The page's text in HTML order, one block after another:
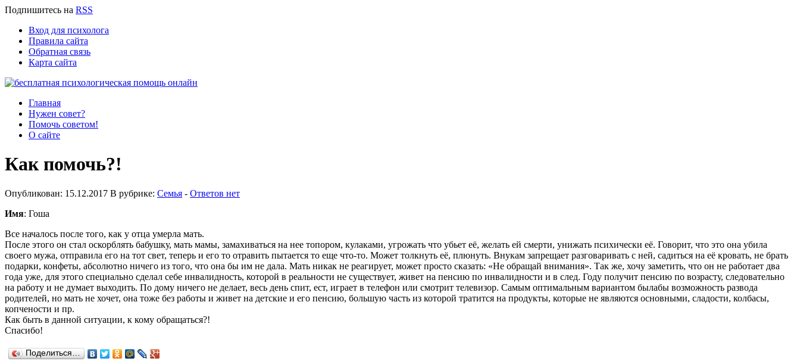
Подпишитесь на RSS
Вход для психолога
Правила сайта
Обратная связь
Карта сайта
Главная
Нужен совет?
Помочь советом!
О сайте
Как помочь?!
Опубликован: 15.12.2017 В рубрике: Семья - Ответов нет
Имя: Гоша
Все началось после того, как у отца умерла мать.
После этого он стал оскорблять бабушку, мать мамы, замахиваться на нее топором, кулаками, угрожать что убьет её, желать ей смерти, унижать психически её. Говорит, что это она убила
своего мужа, отправила его на тот свет, теперь и его то отравить пытается то еще что-то. Может толкнуть её, плюнуть. Внукам запрещает разговаривать с ней, садиться на её кровать, не брать
подарки, конфеты, абсолютно ничего из того, что она бы им не дала. Мать никак не реагирует, может просто сказать: «Не обращай внимания». Так же, хочу заметить, что он не работает два
года уже, для этого специально сделал себе инвалидность, которой в реальности не существует, живет на пенсию по инвалидности и в след. Году получит пенсию по возрасту, следовательно
на работу и не думает выходить. По дому ничего не делает, весь день спит, ест, играет в телефон или смотрит телевизор. Самым оптимальным вариантом былабы возможность развода
родителей, но мать не хочет, она тоже без работы и живет на детские и его пенсию, большую часть из которой тратится на продукты, которые не являются основными, сладости, колбасы,
копчености и пр.
Как быть в данной ситуации, к кому обращаться?!
Спасибо!
Поделиться…